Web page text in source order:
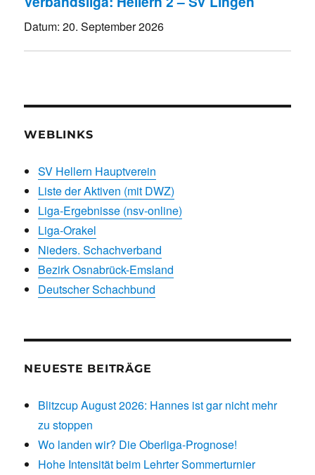
Datum:20. September 2026
WEBLINKS
SV Hellern Hauptverein
Liste der Aktiven (mit DWZ)
Liga-Ergebnisse (nsv-online)
Liga-Orakel
Nieders. Schachverband
Bezirk Osnabrück-Emsland
Deutscher Schachbund
NEUESTE BEITRÄGE
Blitzcup August 2026: Hannes ist gar nicht mehr
zu stoppen
Wo landen wir? Die Oberliga-Prognose!
Hohe Intensität beim Lehrter Sommerturnier